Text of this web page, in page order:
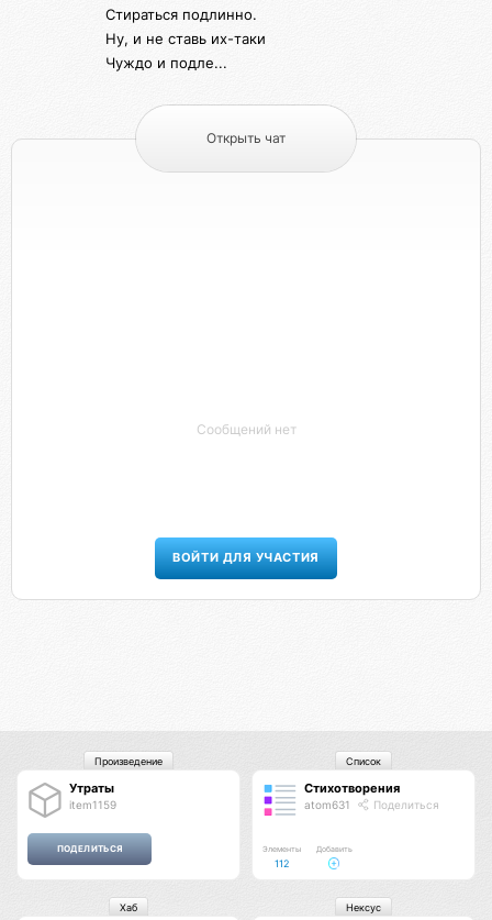
Стираться подлинно.
Ну, и не ставь их-таки
Чуждо и подле...
Открыть чат
Сообщений нет
ВОЙТИ ДЛЯ УЧАСТИЯ
Утраты
item1159
Произведение
Стихотворения
atom631 Поделиться
Элементы
112
Добавить
Список
Хаб Нексус